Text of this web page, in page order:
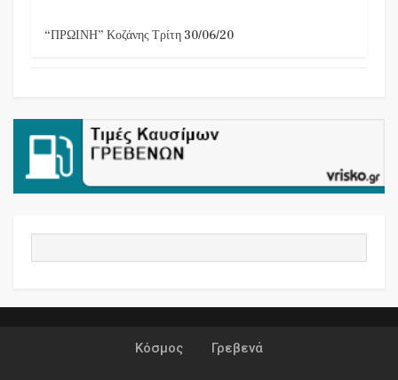
“ΠΡΩΙΝΗ” Κοζάνης Τρίτη 30/06/20
Κόσμος Γρεβενά